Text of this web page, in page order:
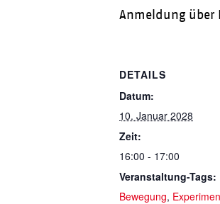
Anmeldung über
DETAILS
Datum:
10. Januar 2028
Zeit:
16:00 - 17:00
Veranstaltung-Tags:
Bewegung,